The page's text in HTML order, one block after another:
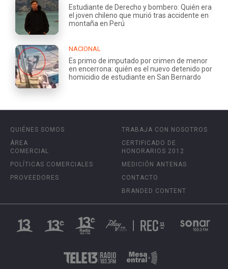
Estudiante de Derecho y bombero: Quién era
el joven chileno que murió tras accidente en
montaña en Perú
NACIONAL
Es primo de imputado por crimen de menor
en encerrona: quién es el nuevo detenido por
homicidio de estudiante en San Bernardo
QUIÉNES SOMOS
ÁREA
COMERCIAL
POLÍTICAS COMERCIALES
PROVEEDORES
TRABAJA CON NOSOTROS
CERTIFICADO DE
HONORARIOS 2012
MEDICIÓN ANTENAS
CONTACTO
BRANDED CONTENT